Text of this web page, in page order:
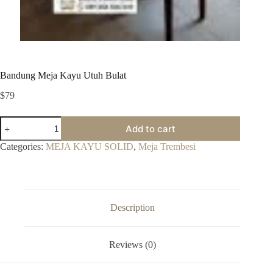
Bandung Meja Kayu Utuh Bulat
$79
Bandung
Meja
Kayu
Utuh
Add to cart
Categories: MEJA KAYU SOLID, Meja Trembesi
Description
Reviews (0)